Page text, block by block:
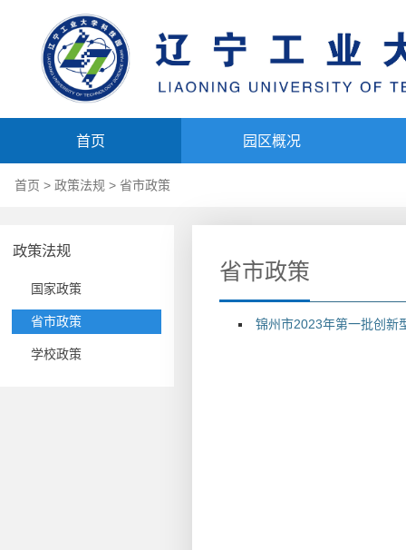
首页 园区概况
首页 > 政策法规 > 省市政策
政策法规
国家政策
省市政策
学校政策
省市政策
锦州市2023年第一批创新